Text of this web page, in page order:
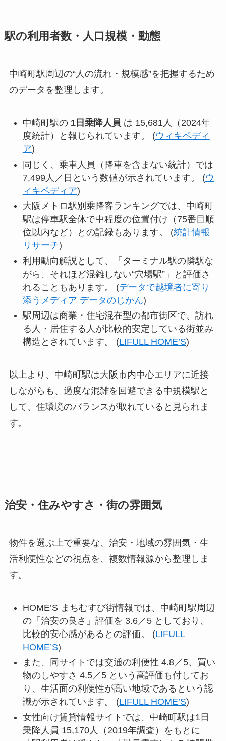
駅の利用者数・人口規模・動態
中崎町駅周辺の“人の流れ・規模感”を把握するため
のデータを整理します。
中崎町駅の 1日乗降人員 は 15,681人（2024年
度統計）と報じられています。 (ウィキペディ
ア)
同じく、乗車人員（降車を含まない統計）では
7,499人／日という数値が示されています。 (ウ
ィキペディア)
大阪メトロ駅別乗降客ランキングでは、中崎町
駅は停車駅全体で中程度の位置付け（75番目順
位以内など）との記録もあります。 (統計情報
リサーチ)
利用動向解説として、「ターミナル駅の隣駅な
がら、それほど混雑しない“穴場駅”」と評価さ
れることもあります。 (データで越境者に寄り
添うメディア データのじかん)
駅周辺は商業・住宅混在型の都市街区で、訪れ
る人・居住する人が比較的安定している街並み
構造とされています。 (LIFULL HOME’S)
以上より、中崎町駅は大阪市内中心エリアに近接
しながらも、過度な混雑を回避できる中規模駅と
して、住環境のバランスが取れていると見られま
す。
治安・住みやすさ・街の雰囲気
物件を選ぶ上で重要な、治安・地域の雰囲気・生
活利便性などの視点を、複数情報源から整理しま
す。
HOME’S まちむすび街情報では、中崎町駅周辺
の「治安の良さ」評価を 3.6／5 としており、
比較的安心感があるとの評価。 (LIFULL
HOME’S)
また、同サイトでは交通の利便性 4.8／5、買い
物のしやすさ 4.5／5 という高評価も付してお
り、生活面の利便性が高い地域であるという認
識が示されています。 (LIFULL HOME’S)
女性向け賃貸情報サイトでは、中崎町駅は1日
乗降人員 15,170人（2019年調査）をもとに